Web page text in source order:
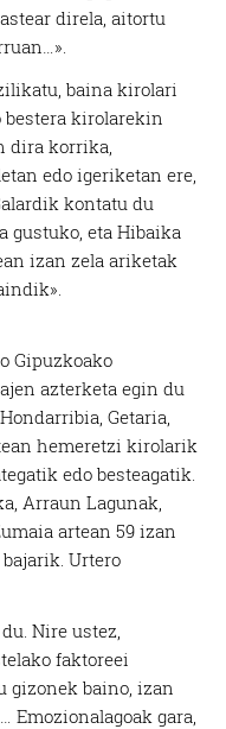
direla, aitortu
baina kirolari
bestera kirolarekin
dira korrika,
edo igeriketan ere,
kontatu du
gustuko, eta Hibaika
izan zela ariketak
Gipuzkoako
azterketa egin du
Getaria,
hemeretzi kirolarik
edo besteagatik.
Arraun Lagunak,
artean 59 izan
Urtero
Nire ustez,
faktoreei
gizonek baino, izan
Emozionalagoak gara,